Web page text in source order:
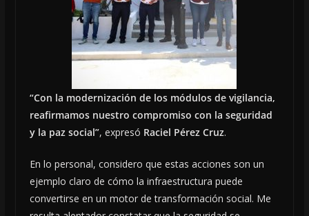
“Con la modernización de los módulos de vigilancia,
reafirmamos nuestro compromiso con la seguridad
y la paz social”, expresó Raciel Pérez Cruz.
En lo personal, considero que estas acciones son un
ejemplo claro de cómo la infraestructura puede
convertirse en un motor de transformación social. Me